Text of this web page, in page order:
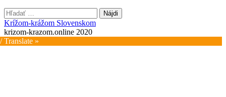
Hľadať:
Krížom-krážom Slovenskom
krizom-krazom.online 2020
Translate »